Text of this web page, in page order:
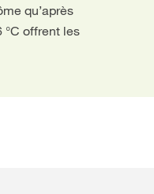
qu’après
°C offrent les